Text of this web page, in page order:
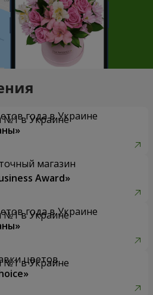
года в Украине
магазин
Award»
года в Украине
цветов